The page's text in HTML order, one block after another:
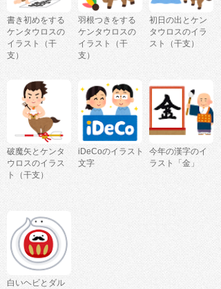
書き初めをする
ケンタウロスの
イラスト（干
支）
羽根つきをする
ケンタウロスの
イラスト（干
支）
初日の出とケン
タウロスのイラ
スト（干支）
破魔矢とケンタ
ウロスのイラス
ト（干支）
iDeCoのイラスト
文字
今年の漢字のイ
ラスト「金」
白いヘビとダル